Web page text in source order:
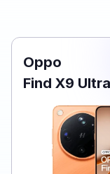
Oppo
Find X9 Ultra